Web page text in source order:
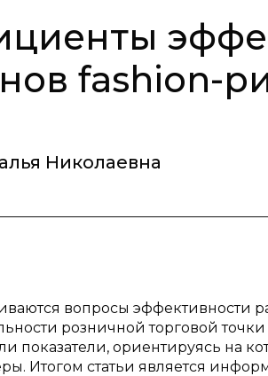
fashion-
Николаевна
вопросы эффективности
розничной торговой
показатели, ориентируясь на
Итогом статьи является